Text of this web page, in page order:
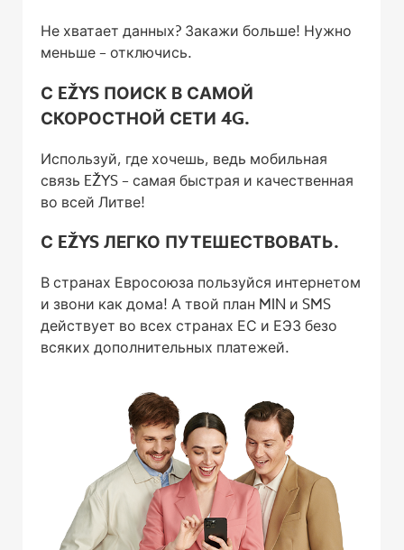
Не хватает данных? Закажи больше! Нужно
меньше – отключись.
С EŽYS ПОИСК В САМОЙ
СКОРОСТНОЙ СЕТИ 4G.
Используй, где хочешь, ведь мобильная
связь EŽYS – самая быстрая и качественная
во всей Литве!
С EŽYS ЛЕГКО ПУТЕШЕСТВОВАТЬ.
В странах Евросоюза пользуйся интернетом
и звони как дома! А твой план MIN и SMS
действует во всех странах ЕС и ЕЭЗ безо
всяких дополнительных платежей.